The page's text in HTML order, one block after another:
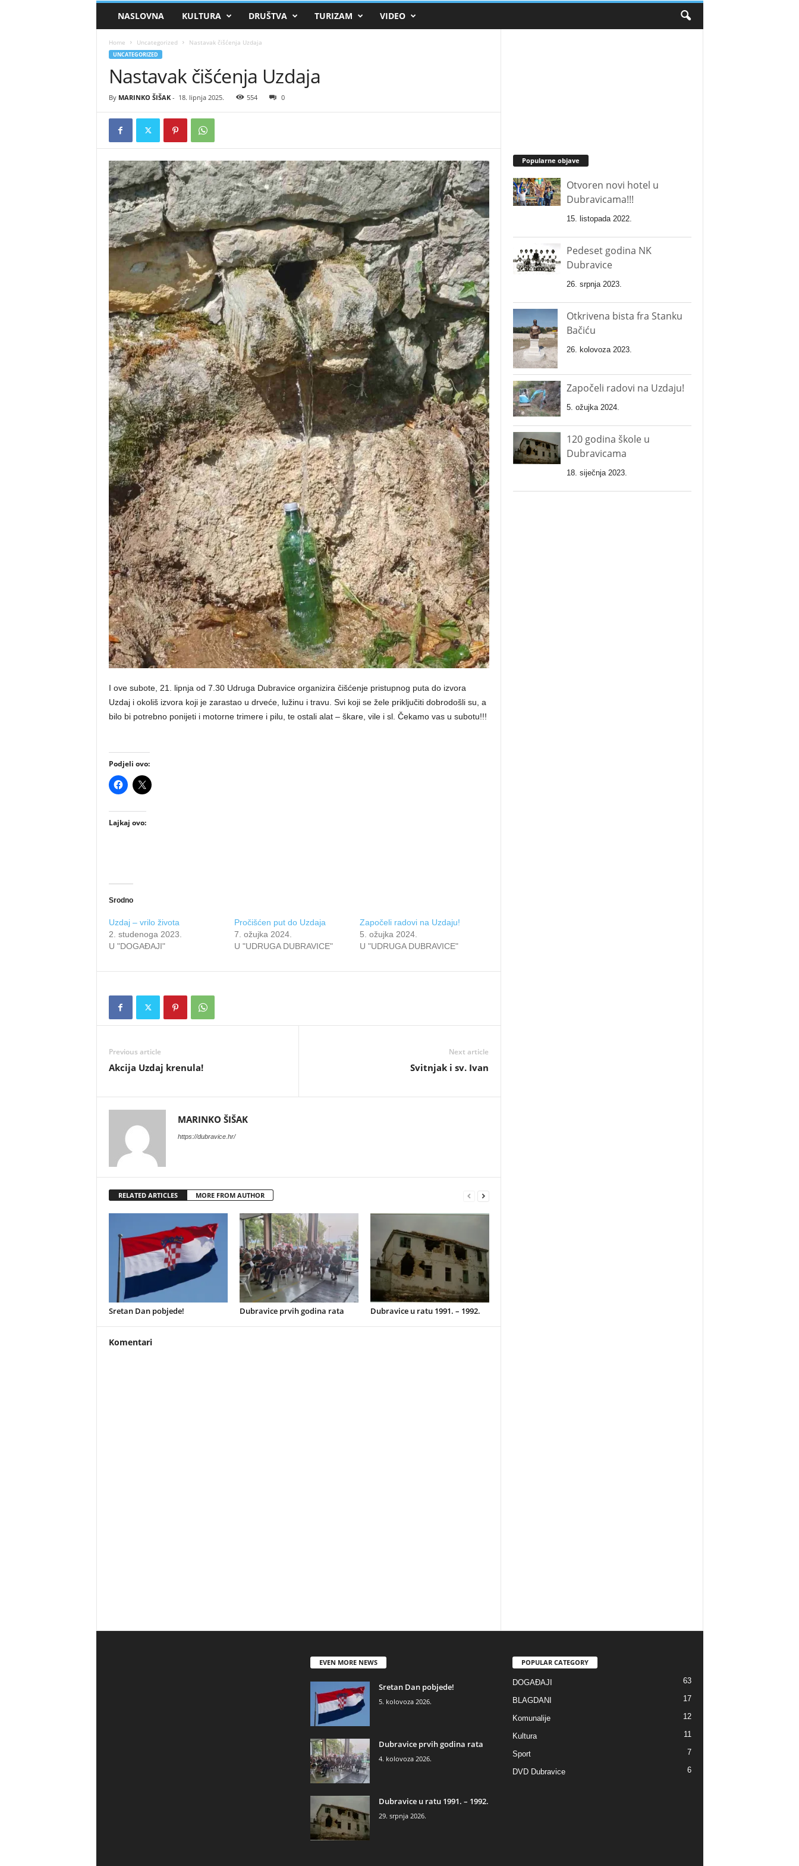
Dubravice.hr Dubravice.hr
NASLOVNA KULTURA DRUŠTVA TURIZAM VIDEO
Home Uncategorized Nastavak čišćenja Uzdaja
UNCATEGORIZED
Nastavak čišćenja Uzdaja
By MARINKO ŠIŠAK- 18. lipnja 2025. 554 0
I ove subote, 21. lipnja od 7.30 Udruga Dubravice organizira čišćenje pristupnog puta do izvora
Uzdaj i okoliš izvora koji je zarastao u drveće, lužinu i travu. Svi koji se žele priključiti dobrodošli su, a
bilo bi potrebno ponijeti i motorne trimere i pilu, te ostali alat – škare, vile i sl. Čekamo vas u subotu!!!
Podjeli ovo:
Lajkaj ovo:
Srodno
Uzdaj – vrilo života
2. studenoga 2023.
U "DOGAĐAJI"
Pročišćen put do Uzdaja
7. ožujka 2024.
U "UDRUGA DUBRAVICE"
Započeli radovi na Uzdaju!
5. ožujka 2024.
U "UDRUGA DUBRAVICE"
Previous article
Akcija Uzdaj krenula!
Next article
Svitnjak i sv. Ivan
MARINKO ŠIŠAK
https://dubravice.hr/
RELATED ARTICLES MORE FROM AUTHOR
Sretan Dan pobjede! Dubravice prvih godina rata Dubravice u ratu 1991. – 1992.
Komentari
Popularne objave
Otvoren novi hotel u
Dubravicama!!!
15. listopada 2022.
Pedeset godina NK
Dubravice
26. srpnja 2023.
Otkrivena bista fra Stanku
Bačiću
26. kolovoza 2023.
Započeli radovi na Uzdaju!
5. ožujka 2024.
120 godina škole u
Dubravicama
18. siječnja 2023.
EVEN MORE NEWS
Sretan Dan pobjede!
5. kolovoza 2026.
Dubravice prvih godina rata
4. kolovoza 2026.
Dubravice u ratu 1991. – 1992.
29. srpnja 2026.
POPULAR CATEGORY
DOGAĐAJI 63
BLAGDANI 17
Komunalije 12
Kultura 11
Sport 7
DVD Dubravice 6